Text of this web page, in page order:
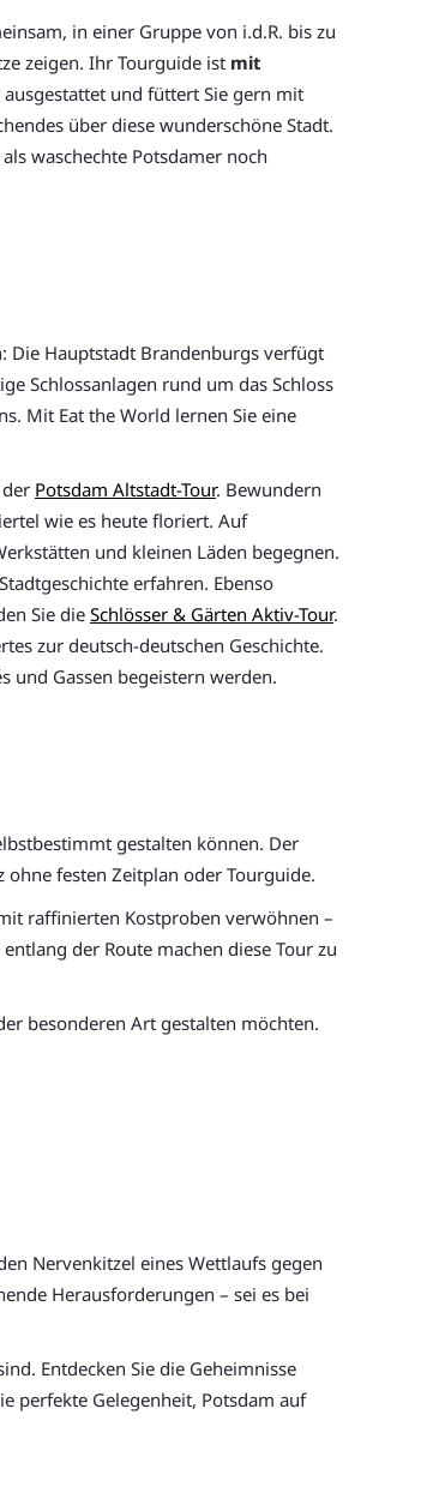
in einer Gruppe von i.d.R. bis zu
zeigen. Ihr Tourguide ist mit
und füttert Sie gern mit
über diese wunderschöne Stadt.
waschechte Potsdamer noch
Die Hauptstadt Brandenburgs verfügt
Schlossanlagen rund um das Schloss
Mit Eat the World lernen Sie eine
Potsdam Altstadt-Tour. Bewundern
wie es heute floriert. Auf
und kleinen Läden begegnen.
erfahren. Ebenso
Sie die Schlösser & Gärten Aktiv-Tour.
zur deutsch-deutschen Geschichte.
und Gassen begeistern werden.
gestalten können. Der
festen Zeitplan oder Tourguide.
raffinierten Kostproben verwöhnen –
der Route machen diese Tour zu
besonderen Art gestalten möchten.
Nervenkitzel eines Wettlaufs gegen
Herausforderungen – sei es bei
Entdecken Sie die Geheimnisse
perfekte Gelegenheit, Potsdam auf